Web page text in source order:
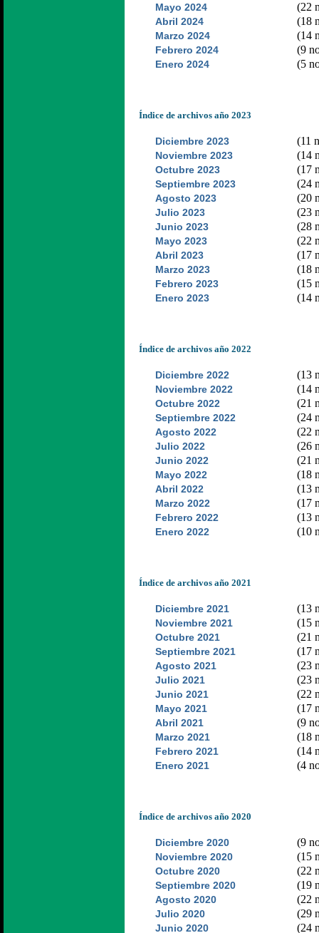
Mayo 2024 (22
Abril 2024 (18
Marzo 2024 (14
Febrero 2024 (9
Enero 2024 (5
Índice de archivos año 2023
Diciembre 2023 (11
Noviembre 2023 (14
Octubre 2023 (17
Septiembre 2023 (24
Agosto 2023 (20
Julio 2023 (23
Junio 2023 (28
Mayo 2023 (22
Abril 2023 (17
Marzo 2023 (18
Febrero 2023 (15
Enero 2023 (14
Índice de archivos año 2022
Diciembre 2022 (13
Noviembre 2022 (14
Octubre 2022 (21
Septiembre 2022 (24
Agosto 2022 (22
Julio 2022 (26
Junio 2022 (21
Mayo 2022 (18
Abril 2022 (13
Marzo 2022 (17
Febrero 2022 (13
Enero 2022 (10
Índice de archivos año 2021
Diciembre 2021 (13
Noviembre 2021 (15
Octubre 2021 (21
Septiembre 2021 (17
Agosto 2021 (23
Julio 2021 (23
Junio 2021 (22
Mayo 2021 (17
Abril 2021 (9
Marzo 2021 (18
Febrero 2021 (14
Enero 2021 (4
Índice de archivos año 2020
Diciembre 2020 (9
Noviembre 2020 (15
Octubre 2020 (22
Septiembre 2020 (19
Agosto 2020 (22
Julio 2020 (29
Junio 2020 (24